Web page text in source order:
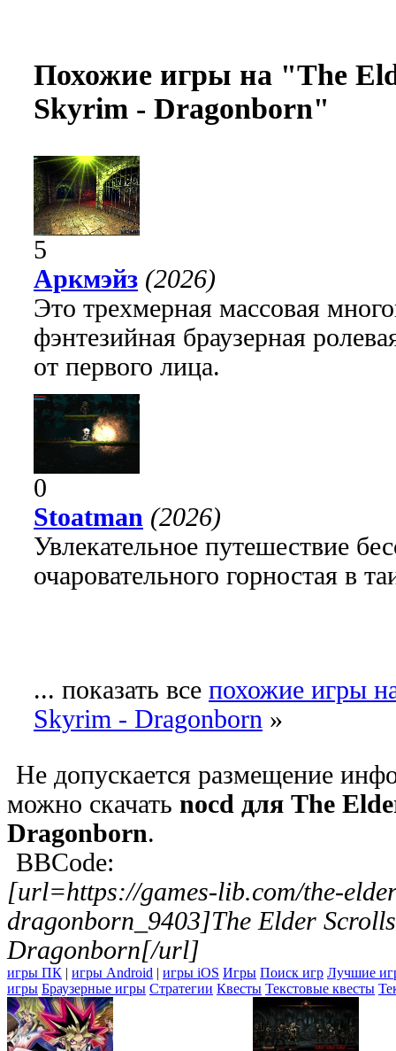
Похожие игры на "The
Skyrim - Dragonborn"
5
Аркмэйз (2026)
Это трехмерная массовая
фэнтезийная браузерная
от первого лица.
0
Stoatman (2026)
Увлекательное путешествие
очаровательного горностая в
... показать все похожие игры
Skyrim - Dragonborn »
Не допускается размещение
можно скачать nocd для The
Dragonborn.
BBCode:
[url=https://games-lib.com/the-
dragonborn_9403]The Elder
Dragonborn[/url]
игры ПК | игры Android | игры iOS Игры Поиск игр Лучшие
игры Браузерные игры Стратегии Квесты Текстовые квесты